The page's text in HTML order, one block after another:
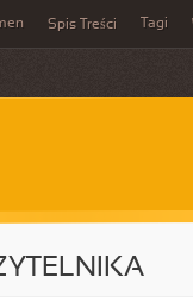
Spis Treści Tagi